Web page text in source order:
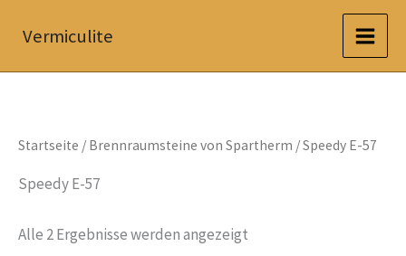
InhaltVermiculite
Startseite / Brennraumsteine von Spartherm / Speedy E-57
Speedy E-57
Alle 2 Ergebnisse werden angezeigt